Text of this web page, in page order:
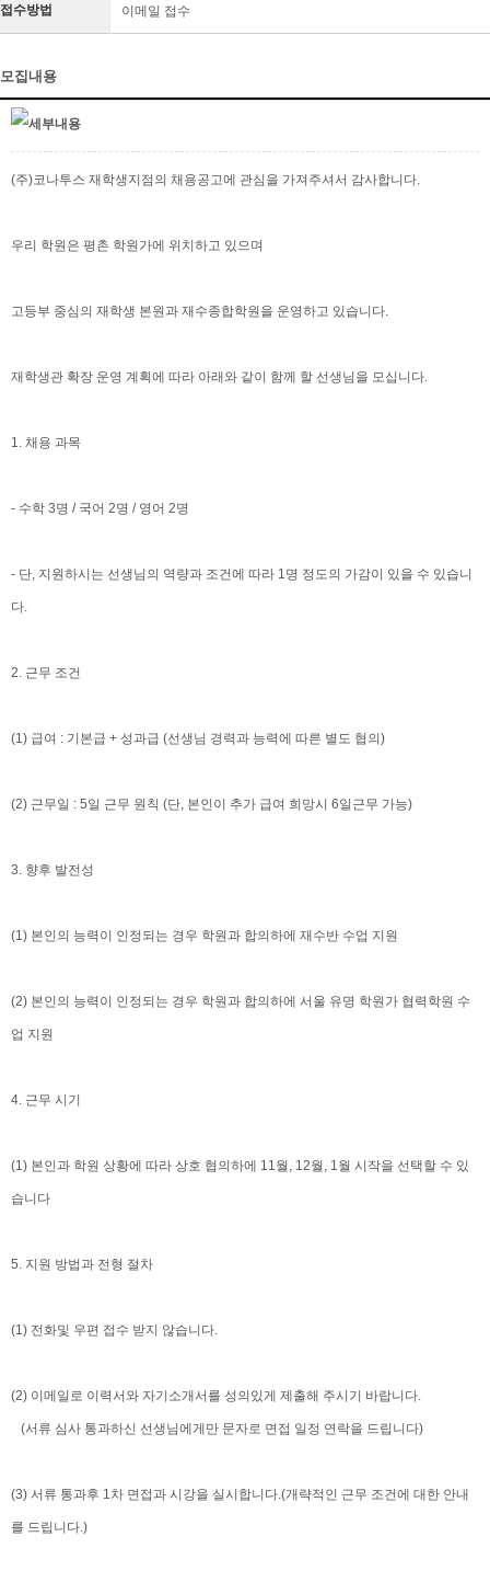
접수방법 이메일 접수
모집내용
(주)코나투스 재학생지점의 채용공고에 관심을 가져주셔서 감사합니다.
우리 학원은 평촌 학원가에 위치하고 있으며
고등부 중심의 재학생 본원과 재수종합학원을 운영하고 있습니다.
재학생관 확장 운영 계획에 따라 아래와 같이 함께 할 선생님을 모십니다.
1. 채용 과목
- 수학 3명 / 국어 2명 / 영어 2명
- 단, 지원하시는 선생님의 역량과 조건에 따라 1명 정도의 가감이 있을 수 있습니
다.
2. 근무 조건
(1) 급여 : 기본급 + 성과급 (선생님 경력과 능력에 따른 별도 협의)
(2) 근무일 : 5일 근무 원칙 (단, 본인이 추가 급여 희망시 6일근무 가능)
3. 향후 발전성
(1) 본인의 능력이 인정되는 경우 학원과 합의하에 재수반 수업 지원
(2) 본인의 능력이 인정되는 경우 학원과 합의하에 서울 유명 학원가 협력학원 수
업 지원
4. 근무 시기
(1) 본인과 학원 상황에 따라 상호 협의하에 11월, 12월, 1월 시작을 선택할 수 있
습니다
5. 지원 방법과 전형 절차
(1) 전화및 우편 접수 받지 않습니다.
(2) 이메일로 이력서와 자기소개서를 성의있게 제출해 주시기 바랍니다.
(서류 심사 통과하신 선생님에게만 문자로 면접 일정 연락을 드립니다)
(3) 서류 통과후 1차 면접과 시강을 실시합니다.(개략적인 근무 조건에 대한 안내
를 드립니다.)